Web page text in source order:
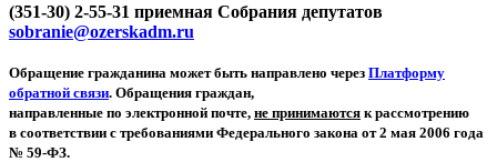
(351-30) 2-55-31 приемная Собрания депутатов
sobranie@ozerskadm.ru
Обращение гражданина может быть направлено через Платформу
обратной связи. Обращения граждан,
направленные по электронной почте, не принимаются к рассмотрению
в соответствии с требованиями Федерального закона от 2 мая 2006 года
№ 59-ФЗ.